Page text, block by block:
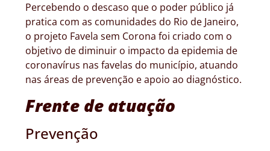
Percebendo o descaso que o poder público já
pratica com as comunidades do Rio de Janeiro,
o projeto Favela sem Corona foi criado com o
objetivo de diminuir o impacto da epidemia de
coronavírus nas favelas do município, atuando
nas áreas de prevenção e apoio ao diagnóstico.
Frente de atuação
Prevenção